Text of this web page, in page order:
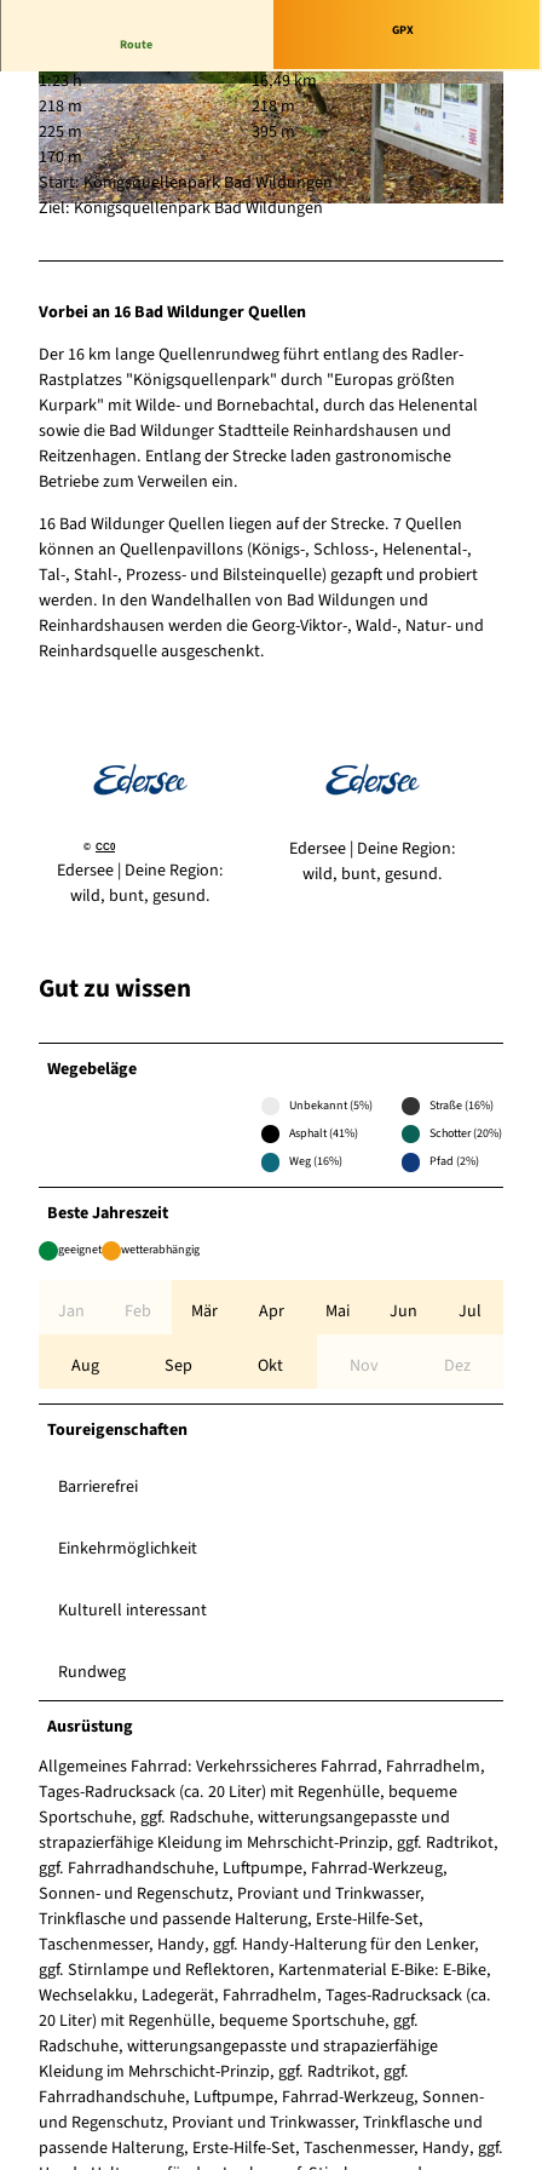
© Sarah Riebeling, Edersee | Deine Region: wild, bunt, gesund. |
© Kappest Fotografie/Touristik Service Waldeck
-Ederbergland GmbH, Eder-Radweg |
CC-BY-SA
© Sarah Riebeling, Edersee | Deine Region: wil
d, bunt, gesund. |CC0
Route
GPX
1:23 h
16,49 km
218 m
218 m
225 m
395 m
170 m
Start: Königsquellenpark Bad Wildungen
Ziel: Königsquellenpark Bad Wildungen
Vorbei an 16 Bad Wildunger Quellen
Der 16 km lange Quellenrundweg führt entlang des Radler-
Rastplatzes "Königsquellenpark" durch "Europas größten
Kurpark" mit Wilde- und Bornebachtal, durch das Helenental
sowie die Bad Wildunger Stadtteile Reinhardshausen und
Reitzenhagen. Entlang der Strecke laden gastronomische
Betriebe zum Verweilen ein.
16 Bad Wildunger Quellen liegen auf der Strecke. 7 Quellen
können an Quellenpavillons (Königs-, Schloss-, Helenental-,
Tal-, Stahl-, Prozess- und Bilsteinquelle) gezapft und probiert
werden. In den Wandelhallen von Bad Wildungen und
Reinhardshausen werden die Georg-Viktor-, Wald-, Natur- und
Reinhardsquelle ausgeschenkt.
© CC0
Edersee | Deine Region:
wild, bunt, gesund.
Edersee | Deine Region:
wild, bunt, gesund.
Gut zu wissen
Wegebeläge
Unbekannt (5%)
Straße (16%)
Asphalt (41%)
Schotter (20%)
Weg (16%)
Pfad (2%)
Beste Jahreszeit
geeignet wetterabhängig
Jan Feb Mär Apr Mai Jun Jul
Aug Sep Okt Nov Dez
Toureigenschaften
Barrierefrei
Einkehrmöglichkeit
Kulturell interessant
Rundweg
Ausrüstung
Allgemeines Fahrrad: Verkehrssicheres Fahrrad, Fahrradhelm,
Tages-Radrucksack (ca. 20 Liter) mit Regenhülle, bequeme
Sportschuhe, ggf. Radschuhe, witterungsangepasste und
strapazierfähige Kleidung im Mehrschicht-Prinzip, ggf. Radtrikot,
ggf. Fahrradhandschuhe, Luftpumpe, Fahrrad-Werkzeug,
Sonnen- und Regenschutz, Proviant und Trinkwasser,
Trinkflasche und passende Halterung, Erste-Hilfe-Set,
Taschenmesser, Handy, ggf. Handy-Halterung für den Lenker,
ggf. Stirnlampe und Reflektoren, Kartenmaterial E-Bike: E-Bike,
Wechselakku, Ladegerät, Fahrradhelm, Tages-Radrucksack (ca.
20 Liter) mit Regenhülle, bequeme Sportschuhe, ggf.
Radschuhe, witterungsangepasste und strapazierfähige
Kleidung im Mehrschicht-Prinzip, ggf. Radtrikot, ggf.
Fahrradhandschuhe, Luftpumpe, Fahrrad-Werkzeug, Sonnen-
und Regenschutz, Proviant und Trinkwasser, Trinkflasche und
passende Halterung, Erste-Hilfe-Set, Taschenmesser, Handy, ggf.